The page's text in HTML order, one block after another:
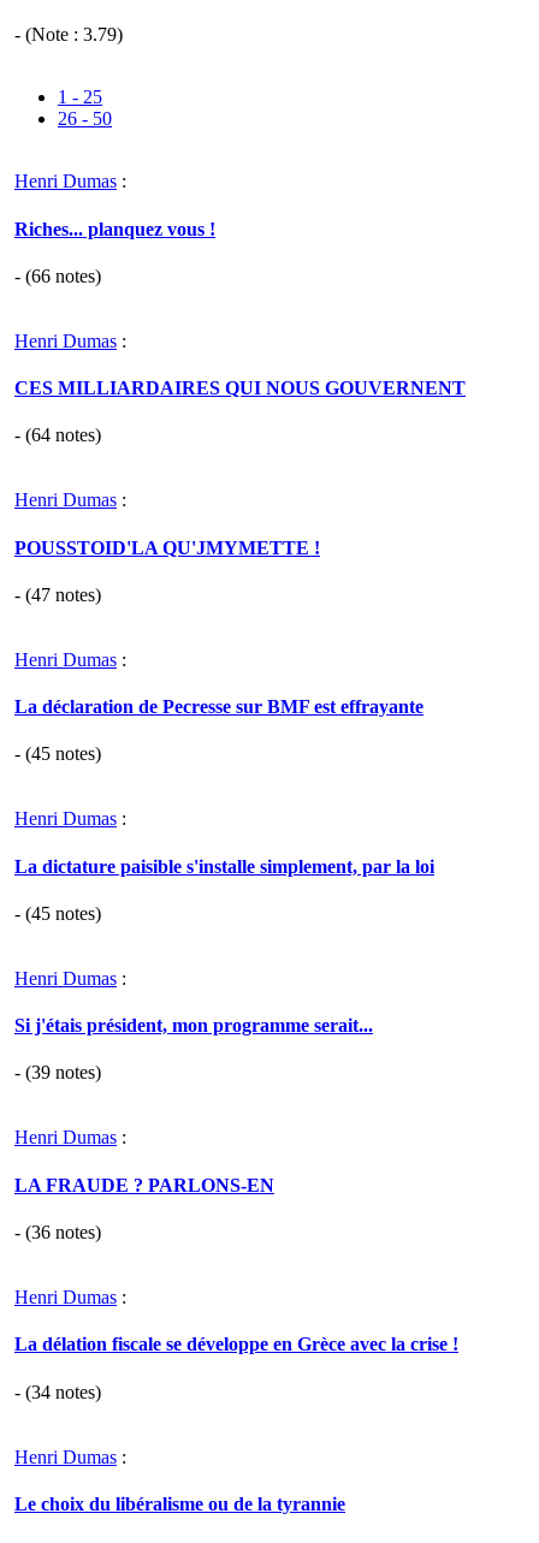
- (Note : 3.79)
1 - 25
26 - 50
Henri Dumas :
Riches... planquez vous !
- (66 notes)
Henri Dumas :
CES MILLIARDAIRES QUI NOUS GOUVERNENT
- (64 notes)
Henri Dumas :
POUSSTOID'LA QU'JMYMETTE !
- (47 notes)
Henri Dumas :
La déclaration de Pecresse sur BMF est effrayante
- (45 notes)
Henri Dumas :
La dictature paisible s'installe simplement, par la loi
- (45 notes)
Henri Dumas :
Si j'étais président, mon programme serait...
- (39 notes)
Henri Dumas :
LA FRAUDE ? PARLONS-EN
- (36 notes)
Henri Dumas :
La délation fiscale se développe en Grèce avec la crise !
- (34 notes)
Henri Dumas :
Le choix du libéralisme ou de la tyrannie